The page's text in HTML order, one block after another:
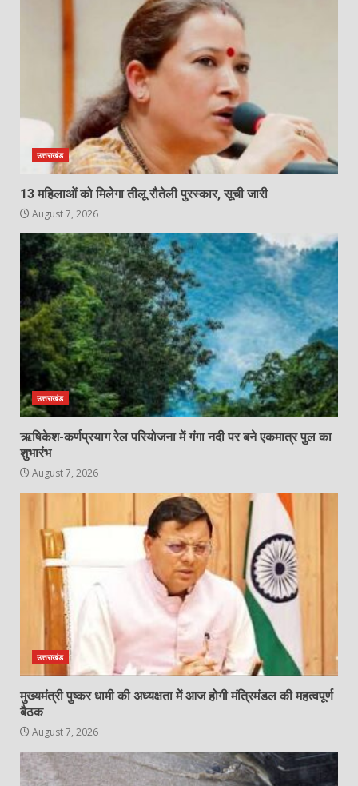
उत्तराखंड
13 महिलाओं को मिलेगा तीलू रौतेली पुरस्कार, सूची जारी
August 7, 2026
उत्तराखंड
ऋषिकेश-कर्णप्रयाग रेल परियोजना में गंगा नदी पर बने एकमात्र पुल का
शुभारंभ
August 7, 2026
उत्तराखंड
मुख्यमंत्री पुष्कर धामी की अध्यक्षता में आज होगी मंत्रिमंडल की महत्वपूर्ण
बैठक
August 7, 2026